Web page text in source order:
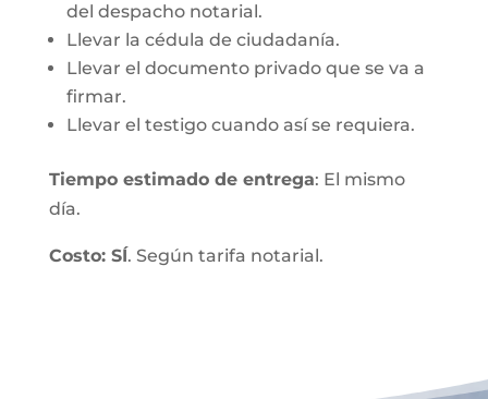
del despacho notarial.
Llevar la cédula de ciudadanía.
Llevar el documento privado que se va a
firmar.
Llevar el testigo cuando así se requiera.
Tiempo estimado de entrega: El mismo
día.
Costo: SÍ. Según tarifa notarial.